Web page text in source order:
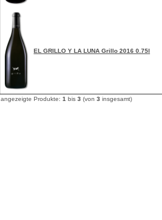
EL GRILLO Y LA LUNA Grillo 2016 0.75l
angezeigte Produkte: 1 bis 3 (von 3 insgesamt)